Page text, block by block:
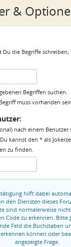
&
Du die Begriffe
Begriffen suchen.
muss vorhanden
nach einem Benutzer
kannst den * als
zu finden.
hilft dabei
den Diensten dieses
sind normalerweise
Code zu erkennen. Bitte
Feld die Buchstaben
können oder
angezeigte Frage.